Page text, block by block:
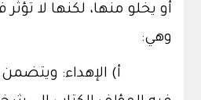
أو يخلو منها، لكنها لا
وهي:
أ) الإهداء: ويتضمن